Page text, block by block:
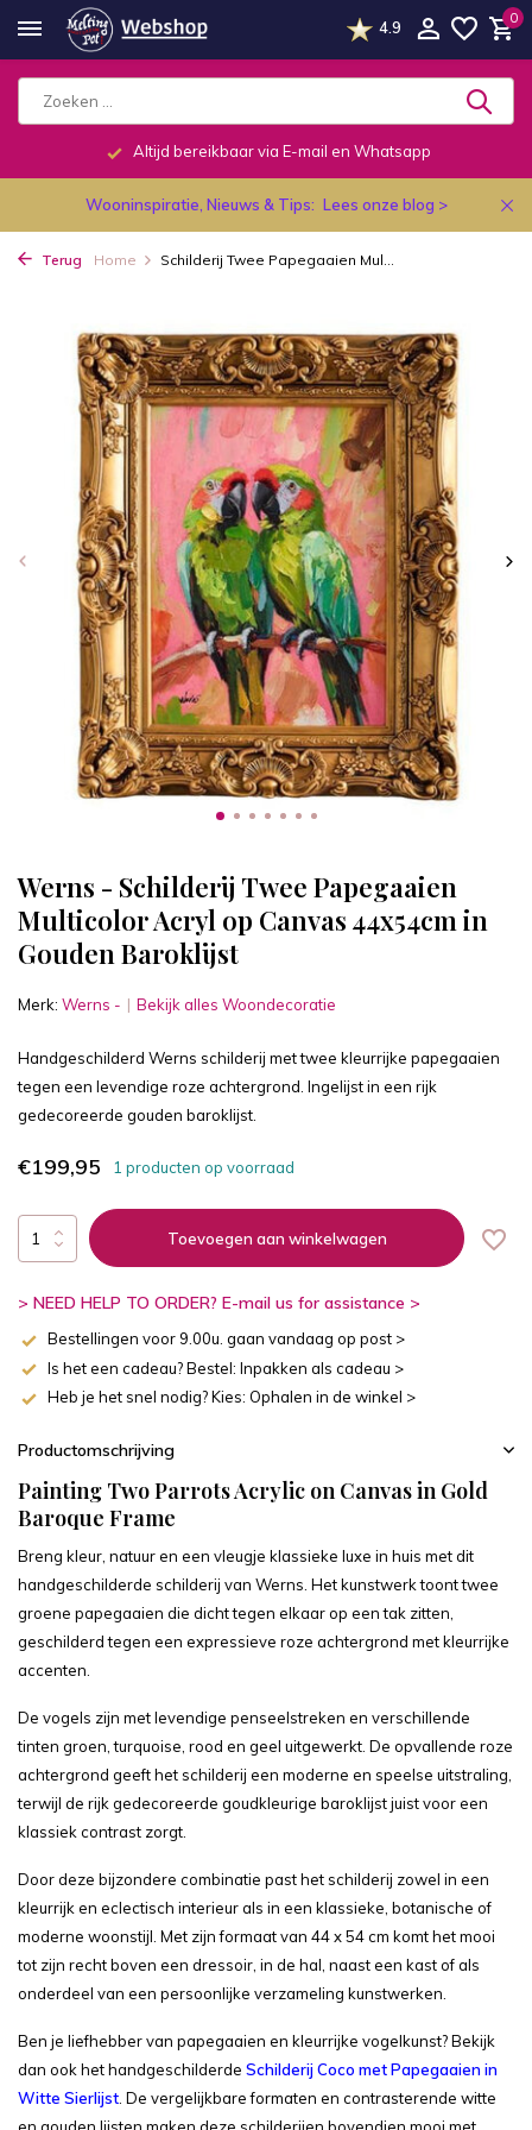
4.9
0
Altijd bereikbaar via E-mail en Whatsapp
Wooninspiratie, Nieuws & Tips: Lees onze blog >
Terug Home Schilderij Twee Papegaaien Mul...
Werns - Schilderij Twee Papegaaien
Multicolor Acryl op Canvas 44x54cm in
Gouden Baroklijst
Merk: Werns - Bekijk alles Woondecoratie
Handgeschilderd Werns schilderij met twee kleurrijke papegaaien
tegen een levendige roze achtergrond. Ingelijst in een rijk
gedecoreerde gouden baroklijst.
€199,95 1 producten op voorraad
Toevoegen aan winkelwagen
> NEED HELP TO ORDER? E-mail us for assistance >
Bestellingen voor 9.00u. gaan vandaag op post >
Is het een cadeau? Bestel: Inpakken als cadeau >
Heb je het snel nodig? Kies: Ophalen in de winkel >
Productomschrijving
Painting Two Parrots Acrylic on Canvas in Gold
Baroque Frame
Breng kleur, natuur en een vleugje klassieke luxe in huis met dit
handgeschilderde schilderij van Werns. Het kunstwerk toont twee
groene papegaaien die dicht tegen elkaar op een tak zitten,
geschilderd tegen een expressieve roze achtergrond met kleurrijke
accenten.
De vogels zijn met levendige penseelstreken en verschillende
tinten groen, turquoise, rood en geel uitgewerkt. De opvallende roze
achtergrond geeft het schilderij een moderne en speelse uitstraling,
terwijl de rijk gedecoreerde goudkleurige baroklijst juist voor een
klassiek contrast zorgt.
Door deze bijzondere combinatie past het schilderij zowel in een
kleurrijk en eclectisch interieur als in een klassieke, botanische of
moderne woonstijl. Met zijn formaat van 44 x 54 cm komt het mooi
tot zijn recht boven een dressoir, in de hal, naast een kast of als
onderdeel van een persoonlijke verzameling kunstwerken.
Ben je liefhebber van papegaaien en kleurrijke vogelkunst? Bekijk
dan ook het handgeschilderde Schilderij Coco met Papegaaien in
Witte Sierlijst. De vergelijkbare formaten en contrasterende witte